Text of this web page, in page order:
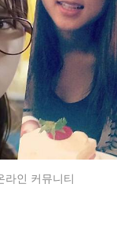
라인 커뮤니티